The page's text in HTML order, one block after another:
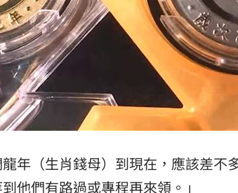
年（生肖錢母）到現在，應該差不
他們有路過或專程再來領。」